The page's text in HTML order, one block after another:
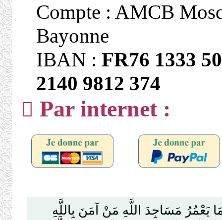
Compte : AMCB
Bayonne
IBAN : FR76 1333
2140 9812 374
Par internet :
يَعْمُرُ مَسَاجِدَ اللَّهِ مَنْ آمَنَ بِاللَّهِ